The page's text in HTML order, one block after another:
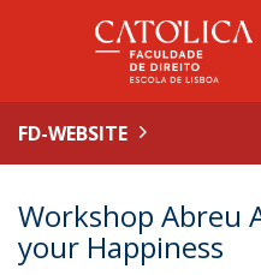
FD-WEBSITE
Workshop Abreu
your Happiness